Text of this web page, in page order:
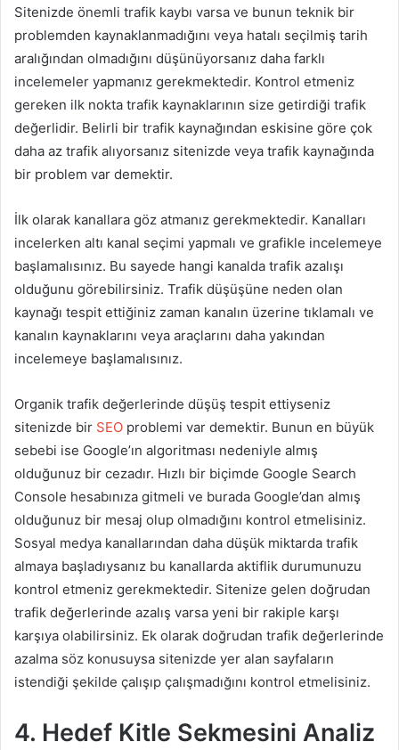
Sitenizde önemli trafik kaybı varsa ve bunun teknik bir
problemden kaynaklanmadığını veya hatalı seçilmiş tarih
aralığından olmadığını düşünüyorsanız daha farklı
incelemeler yapmanız gerekmektedir. Kontrol etmeniz
gereken ilk nokta trafik kaynaklarının size getirdiği trafik
değerlidir. Belirli bir trafik kaynağından eskisine göre çok
daha az trafik alıyorsanız sitenizde veya trafik kaynağında
bir problem var demektir.
İlk olarak kanallara göz atmanız gerekmektedir. Kanalları
incelerken altı kanal seçimi yapmalı ve grafikle incelemeye
başlamalısınız. Bu sayede hangi kanalda trafik azalışı
olduğunu görebilirsiniz. Trafik düşüşüne neden olan
kaynağı tespit ettiğiniz zaman kanalın üzerine tıklamalı ve
kanalın kaynaklarını veya araçlarını daha yakından
incelemeye başlamalısınız.
Organik trafik değerlerinde düşüş tespit ettiyseniz
sitenizde bir SEO problemi var demektir. Bunun en büyük
sebebi ise Google’ın algoritması nedeniyle almış
olduğunuz bir cezadır. Hızlı bir biçimde Google Search
Console hesabınıza gitmeli ve burada Google’dan almış
olduğunuz bir mesaj olup olmadığını kontrol etmelisiniz.
Sosyal medya kanallarından daha düşük miktarda trafik
almaya başladıysanız bu kanallarda aktiflik durumunuzu
kontrol etmeniz gerekmektedir. Sitenize gelen doğrudan
trafik değerlerinde azalış varsa yeni bir rakiple karşı
karşıya olabilirsiniz. Ek olarak doğrudan trafik değerlerinde
azalma söz konusuysa sitenizde yer alan sayfaların
istendiği şekilde çalışıp çalışmadığını kontrol etmelisiniz.
4. Hedef Kitle Sekmesini Analiz